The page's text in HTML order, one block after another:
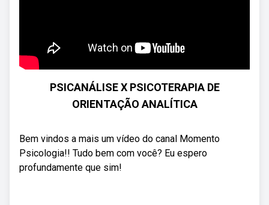
PSICANÁLISE X PSICOTERAPIA DE
ORIENTAÇÃO ANALÍTICA
Bem vindos a mais um vídeo do canal Momento
Psicologia!! Tudo bem com você? Eu espero
profundamente que sim!